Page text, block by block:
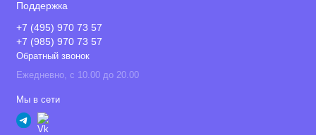
Поддержка
+7 (495) 970 73 57
+7 (985) 970 73 57
Обратный звонок
Ежедневно, с 10.00 до 20.00
Мы в сети